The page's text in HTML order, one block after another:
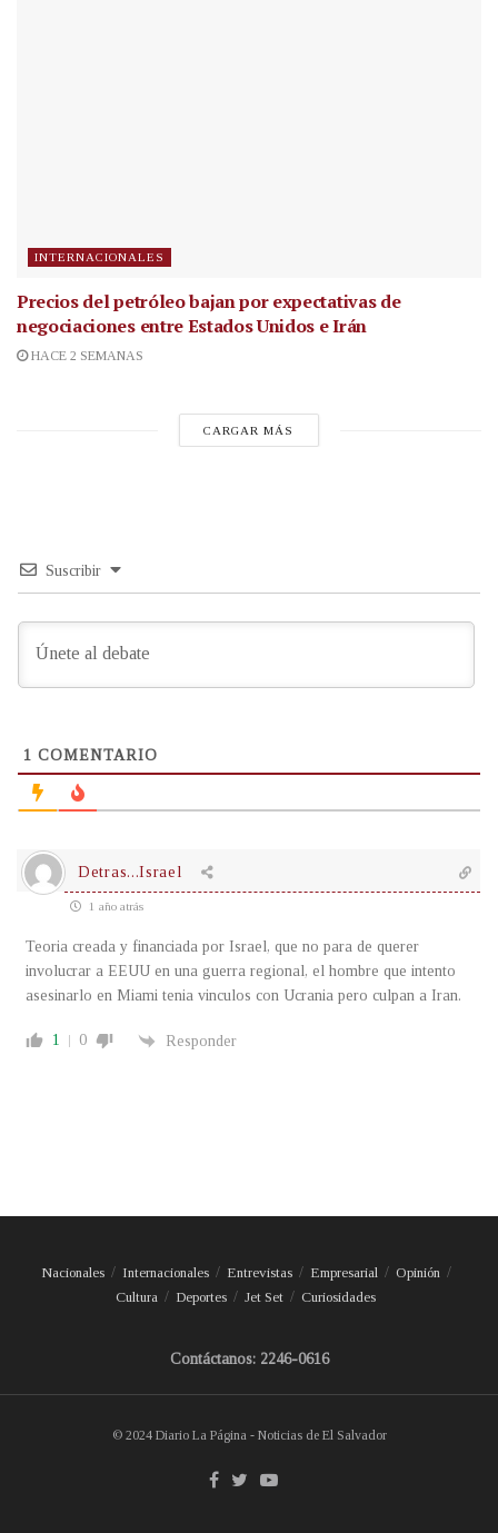
INTERNACIONALES
Precios del petróleo bajan por expectativas de
negociaciones entre Estados Unidos e Irán
HACE 2 SEMANAS
CARGAR MÁS
Suscribir
1 COMENTARIO
Detras...Israel
1 año atrás
Teoria creada y financiada por Israel, que no para de querer
involucrar a EEUU en una guerra regional, el hombre que intento
asesinarlo en Miami tenia vinculos con Ucrania pero culpan a Iran.
1 0 Responder
Nacionales Internacionales Entrevistas Empresarial
Opinión
Cultura
Deportes Jet Set Curiosidades
Contáctanos: 2246-0616
© 2024 Diario La Página - Noticias de El Salvador